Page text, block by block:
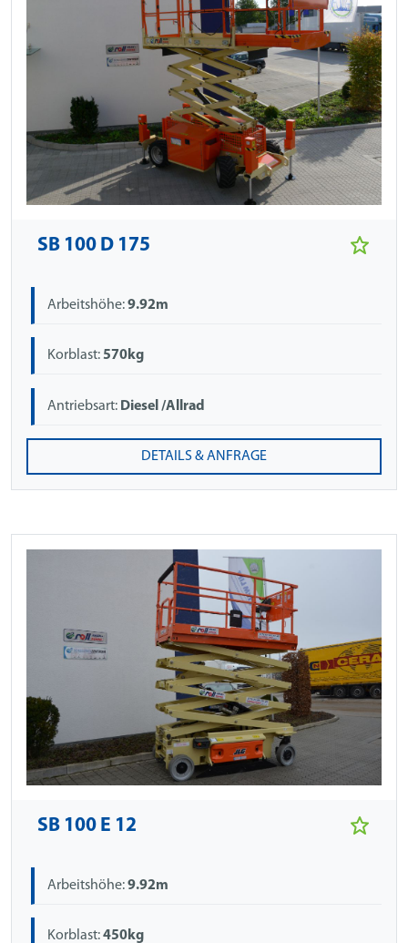
SB 100 D 175
Arbeitshöhe:9.92m
Korblast: 570kg
Antriebsart: Diesel /Allrad
DETAILS & ANFRAGE
SB 100 E 12
Arbeitshöhe:9.92m
Korblast:450kg